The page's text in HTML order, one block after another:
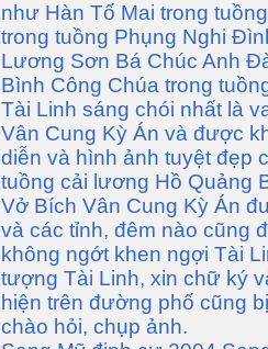
như Hàn Tố Mai trong
trong tuồng Phụng Nghi
Lương Sơn Bá Chúc Anh
Bình Công Chúa trong
Tài Linh sáng chói nhất là
Vân Cung Kỳ Án và được
diễn và hình ảnh tuyệt đẹp
tuồng cải lương Hồ Quảng
Vở Bích Vân Cung Kỳ Án
và các tỉnh, đêm nào cũng
không ngớt khen ngợi Tài
tượng Tài Linh, xin chữ ký
hiện trên đường phố cũng
chào hỏi, chụp ảnh.